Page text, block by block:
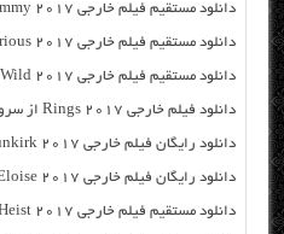
دانلود مستقیم فیلم خارجی The Mummy 2017 از سرور سایت
دانلود مستقیم فیلم خارجی The Fate of the Furious 2017 از سرور سایت
دانلود مستقیم فیلم خارجی Running Wild 2017 از سرور سایت
دانلود فیلم خارجی Rings 2017 از سرور سایت
دانلود رایگان فیلم خارجی Dunkirk 2017 با لینک مستقیم
دانلود رایگان فیلم خارجی Eloise 2017 با لینک مستقیم
دانلود مستقیم فیلم خارجی Essex Heist 2017 از سرور سایت